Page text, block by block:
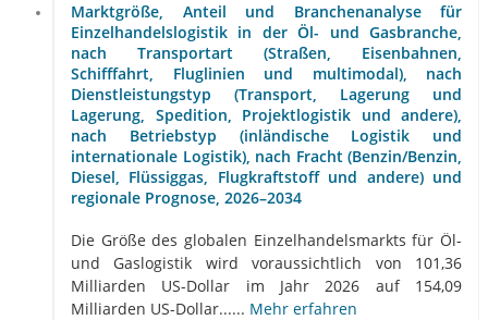
Marktgröße, Anteil und Branchenanalyse für
Einzelhandelslogistik in der Öl- und Gasbranche,
nach Transportart (Straßen, Eisenbahnen,
Schifffahrt, Fluglinien und multimodal), nach
Dienstleistungstyp (Transport, Lagerung und
Lagerung, Spedition, Projektlogistik und andere),
nach Betriebstyp (inländische Logistik und
internationale Logistik), nach Fracht (Benzin/Benzin,
Diesel, Flüssiggas, Flugkraftstoff und andere) und
regionale Prognose, 2026–2034
Die Größe des globalen Einzelhandelsmarkts für Öl-
und Gaslogistik wird voraussichtlich von 101,36
Milliarden US-Dollar im Jahr 2026 auf 154,09
Milliarden US-Dollar...... Mehr erfahren